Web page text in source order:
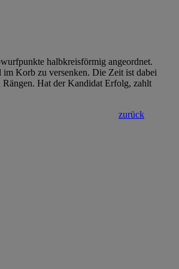
halbkreisförmig angeordnet.
Korb zu versenken. Die Zeit ist dabei
Rängen. Hat der Kandidat Erfolg, zahlt
zurück